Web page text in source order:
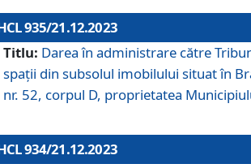
935/21.12.2023
Titlu: Darea în administrare către
spații din subsolul imobilului situat în
nr. 52, corpul D, proprietatea
934/21.12.2023